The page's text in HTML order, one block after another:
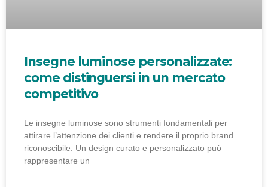
Insegne luminose personalizzate:
come distinguersi in un mercato
competitivo
Le insegne luminose sono strumenti fondamentali per
attirare l’attenzione dei clienti e rendere il proprio brand
riconoscibile. Un design curato e personalizzato può
rappresentare un